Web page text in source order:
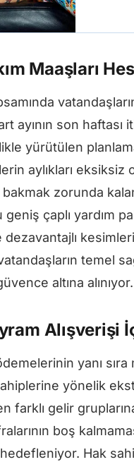
Maaşları
ayının son haftası
yürütülen
aylıkları eksiksiz
bakmak zorunda
çaplı yardım
dezavantajlı
temel
altına alınıyor.
Alışverişi
yanı
yönelik
farklı gelir
boş
Hak